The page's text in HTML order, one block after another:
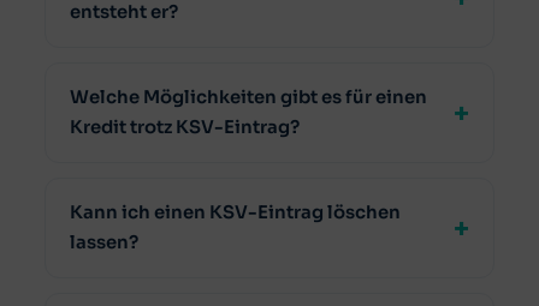
entsteht er?
Welche Möglichkeiten gibt es für einen
Kredit trotz KSV-Eintrag?
Kann ich einen KSV-Eintrag löschen
lassen?